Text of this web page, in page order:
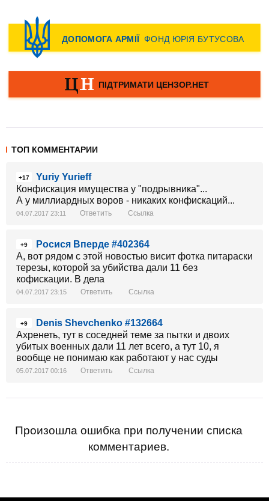
ТОП КОММЕНТАРИИ
+17
Yuriy Yurieff
Конфискация имущества у "подрывника"...
А у миллиардных воров - никаких конфискаций...
04.07.2017 23:11 Ответить Ссылка
+9
Росися Вперде #402364
А, вот рядом с этой новостью висит фотка питараски
терезы, которой за убийства дали 11 без
кофискации. В дела
04.07.2017 23:15 Ответить Ссылка
+9
Denis Shevchenko #132664
Ахренеть, тут в соседней теме за пытки и двоих
убитых военных дали 11 лет всего, а тут 10, я
вообще не понимаю как работают у нас суды
05.07.2017 00:16 Ответить Ссылка
Произошла ошибка при получении списка
комментариев.